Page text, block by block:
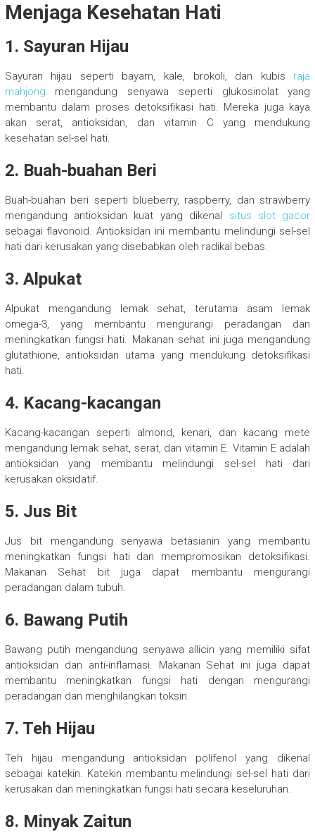
Menjaga Kesehatan Hati
1. Sayuran Hijau
Sayuran hijau seperti bayam, kale, brokoli, dan kubis raja
mahjong mengandung senyawa seperti glukosinolat yang
membantu dalam proses detoksifikasi hati. Mereka juga kaya
akan serat, antioksidan, dan vitamin C yang mendukung
kesehatan sel-sel hati.
2. Buah-buahan Beri
Buah-buahan beri seperti blueberry, raspberry, dan strawberry
mengandung antioksidan kuat yang dikenal situs slot gacor
sebagai flavonoid. Antioksidan ini membantu melindungi sel-sel
hati dari kerusakan yang disebabkan oleh radikal bebas.
3. Alpukat
Alpukat mengandung lemak sehat, terutama asam lemak
omega-3, yang membantu mengurangi peradangan dan
meningkatkan fungsi hati. Makanan sehat ini juga mengandung
glutathione, antioksidan utama yang mendukung detoksifikasi
hati.
4. Kacang-kacangan
Kacang-kacangan seperti almond, kenari, dan kacang mete
mengandung lemak sehat, serat, dan vitamin E. Vitamin E adalah
antioksidan yang membantu melindungi sel-sel hati dari
kerusakan oksidatif.
5. Jus Bit
Jus bit mengandung senyawa betasianin yang membantu
meningkatkan fungsi hati dan mempromosikan detoksifikasi.
Makanan Sehat bit juga dapat membantu mengurangi
peradangan dalam tubuh.
6. Bawang Putih
Bawang putih mengandung senyawa allicin yang memiliki sifat
antioksidan dan anti-inflamasi. Makanan Sehat ini juga dapat
membantu meningkatkan fungsi hati dengan mengurangi
peradangan dan menghilangkan toksin.
7. Teh Hijau
Teh hijau mengandung antioksidan polifenol yang dikenal
sebagai katekin. Katekin membantu melindungi sel-sel hati dari
kerusakan dan meningkatkan fungsi hati secara keseluruhan.
8. Minyak Zaitun